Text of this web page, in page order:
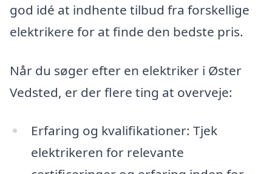
god idé at indhente tilbud fra forskellige
elektrikere for at finde den bedste pris.
Når du søger efter en elektriker i Øster
Vedsted, er der flere ting at overveje:
Erfaring og kvalifikationer: Tjek
elektrikeren for relevante